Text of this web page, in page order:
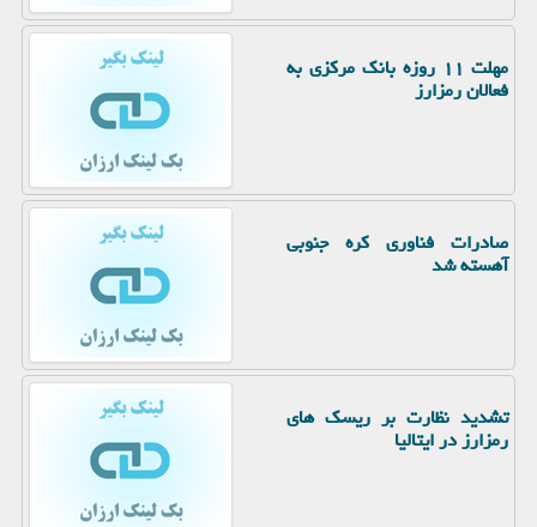
مهلت ۱۱ روزه بانک مرکزی به
فعالان رمزارز
صادرات فناوری کره جنوبی
آهسته شد
تشدید نظارت بر ریسک های
رمزارز در ایتالیا